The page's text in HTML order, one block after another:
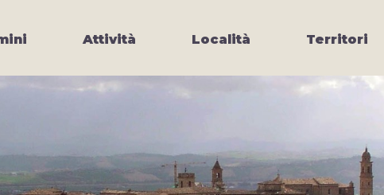
Attività Località Territori